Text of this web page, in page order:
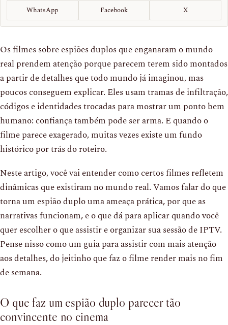
WhatsApp Facebook X
Os filmes sobre espiões duplos que enganaram o mundo
real prendem atenção porque parecem terem sido montados
a partir de detalhes que todo mundo já imaginou, mas
poucos conseguem explicar. Eles usam tramas de infiltração,
códigos e identidades trocadas para mostrar um ponto bem
humano: confiança também pode ser arma. E quando o
filme parece exagerado, muitas vezes existe um fundo
histórico por trás do roteiro.
Neste artigo, você vai entender como certos filmes refletem
dinâmicas que existiram no mundo real. Vamos falar do que
torna um espião duplo uma ameaça prática, por que as
narrativas funcionam, e o que dá para aplicar quando você
quer escolher o que assistir e organizar sua sessão de IPTV.
Pense nisso como um guia para assistir com mais atenção
aos detalhes, do jeitinho que faz o filme render mais no fim
de semana.
O que faz um espião duplo parecer tão
convincente no cinema